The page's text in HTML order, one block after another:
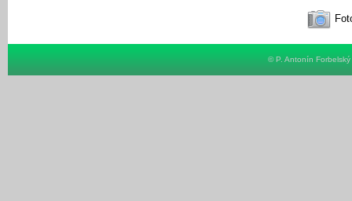
© P. Antonín